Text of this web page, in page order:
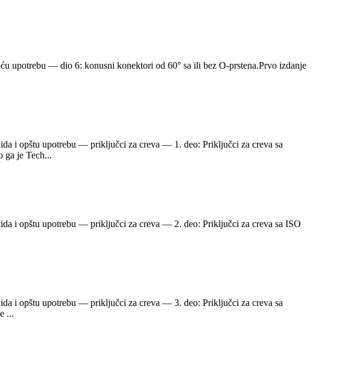
upotrebu — dio 6: konusni konektori od 60° sa ili bez O-prstena.Prvo izdanje
i opštu upotrebu — priključci za creva — 1. deo: Priključci za creva sa
ga je Tech...
i opštu upotrebu — priključci za creva — 2. deo: Priključci za creva sa ISO
i opštu upotrebu — priključci za creva — 3. deo: Priključci za creva sa
...